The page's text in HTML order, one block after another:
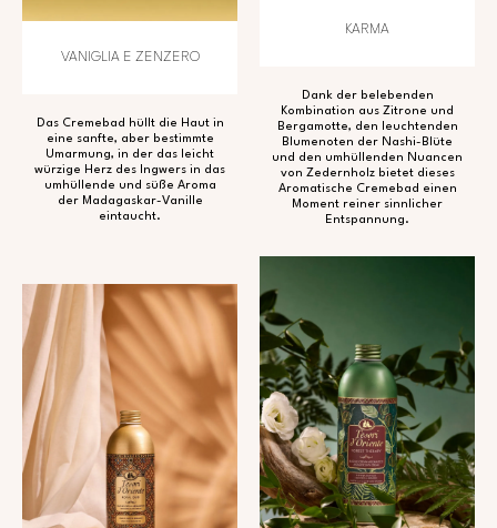
VANIGLIA E ZENZERO
Das Cremebad hüllt die Haut in
eine sanfte, aber bestimmte
Umarmung, in der das leicht
würzige Herz des Ingwers in das
umhüllende und süße Aroma
der Madagaskar-Vanille
eintaucht.
KARMA
Dank der belebenden
Kombination aus Zitrone und
Bergamotte, den leuchtenden
Blumenoten der Nashi-Blüte
und den umhüllenden Nuancen
von Zedernholz bietet dieses
Aromatische Cremebad einen
Moment reiner sinnlicher
Entspannung.